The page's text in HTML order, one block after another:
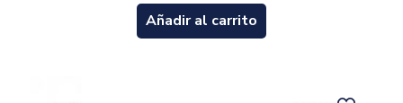
Añadir al carrito